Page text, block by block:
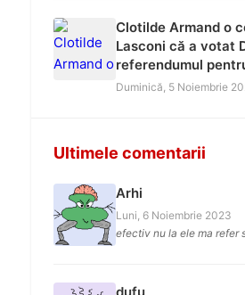
Clotilde Armand o
Lasconi că a votat
referendumul
Duminică, 5 Noiembrie
Ultimele comentarii
Arhi
Luni, 6 Noiembrie 2023
efectiv nu la ele ma refer